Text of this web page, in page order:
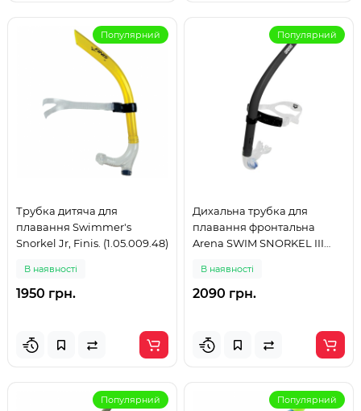
Популярний
Трубка дитяча для
плавання Swimmer's
Snorkel Jr, Finis. (1.05.009.48)
В наявності
1950 грн.
Популярний
Дихальна трубка для
плавання фронтальна
Arena SWIM SNORKEL III
В наявності
2090 грн.
Популярний Популярний